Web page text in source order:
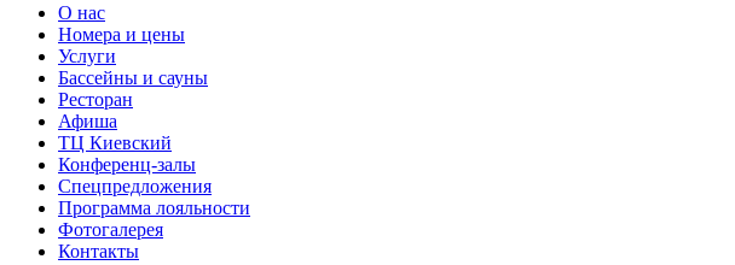
О нас
Номера и цены
Услуги
Бассейны и сауны
Ресторан
Афиша
ТЦ Киевский
Конференц-залы
Спецпредложения
Программа лояльности
Фотогалерея
Контакты